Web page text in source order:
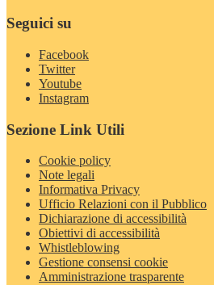
Seguici su
Facebook
Twitter
Youtube
Instagram
Sezione Link Utili
Cookie policy
Note legali
Informativa Privacy
Ufficio Relazioni con il Pubblico
Dichiarazione di accessibilità
Obiettivi di accessibilità
Whistleblowing
Gestione consensi cookie
Amministrazione trasparente